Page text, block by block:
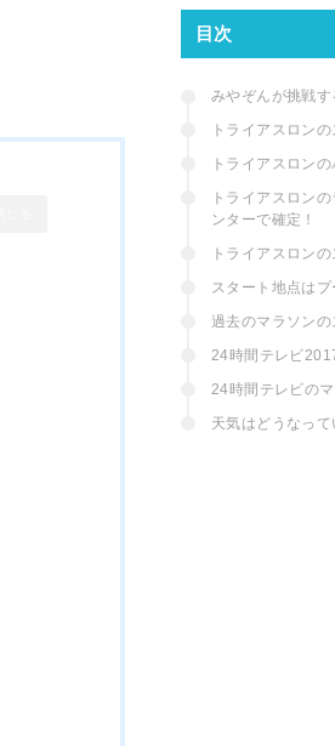
目次
みやぞんが挑戦
トライアスロン
トライアスロン
トライアスロン
ンターで確定！
トライアスロン
スタート地点は
過去のマラソン
24時間テレビ
24時間テレビの
天気はどうなって